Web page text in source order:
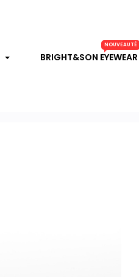
BRIGHT&SON EYEWEAR
NOUVEAUTÉ